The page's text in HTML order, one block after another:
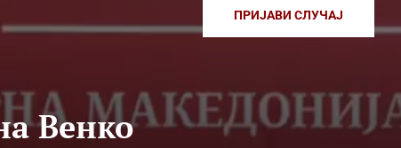
ПРИЈАВИ СЛУЧАЈ
Венко